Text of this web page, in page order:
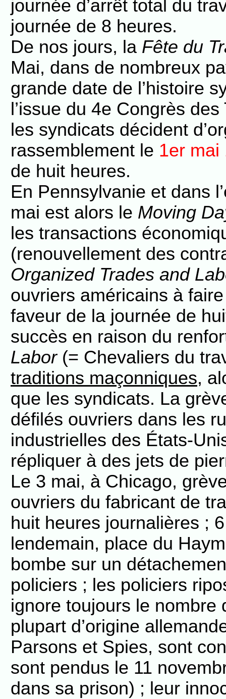
journée d’arrêt total du
journée de 8 heures.
De nos jours, la Fête du
Mai, dans de nombreux
grande date de l’histoire
l’issue du 4e Congrès
les syndicats décident
rassemblement le 1er mai
de huit heures.
En Pennsylvanie et dans
mai est alors le Moving
les transactions
(renouvellement des
Organized Trades and
ouvriers américains à
faveur de la journée de
succès en raison du
Labor(= Chevaliers du
traditions maçonniques,
que les syndicats. La
défilés ouvriers dans les
industrielles des États-
répliquer à des jets de
Le 3 mai, à Chicago,
ouvriers du fabricant de
huit heures journalières ;
lendemain, place du
bombe sur un
policiers ; les policiers
ignore toujours le nombre
plupart d’origine
Parsons et Spies, sont
sont pendus le 11
dans sa prison) ; leur